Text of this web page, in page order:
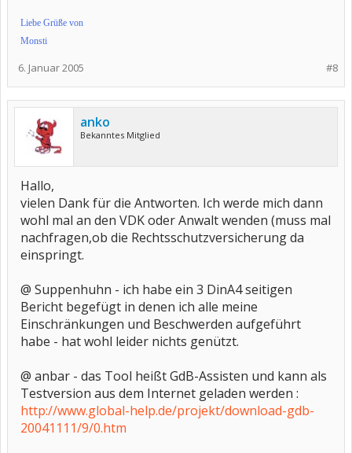
Liebe Grüße von
Monsti
#8
6. Januar 2005
anko
Bekanntes Mitglied
Hallo,
vielen Dank für die Antworten. Ich werde mich dann
wohl mal an den VDK oder Anwalt wenden (muss mal
nachfragen,ob die Rechtsschutzversicherung da
einspringt.
@ Suppenhuhn - ich habe ein 3 DinA4 seitigen
Bericht begefügt in denen ich alle meine
Einschränkungen und Beschwerden aufgeführt
habe - hat wohl leider nichts genützt.
@ anbar - das Tool heißt GdB-Assisten und kann als
Testversion aus dem Internet geladen werden :
http://www.global-help.de/projekt/download-gdb-
20041111/9/0.htm